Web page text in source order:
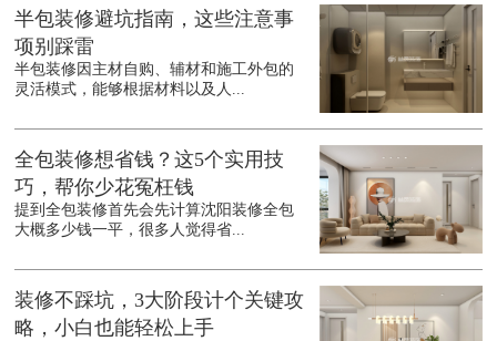
半包装修避坑指南，这些注意事
项别踩雷
半包装修因主材自购、辅材和施工外包的
灵活模式，能够根据材料以及人...
全包装修想省钱？这5个实用技
巧，帮你少花冤枉钱
提到全包装修首先会先计算沈阳装修全包
大概多少钱一平，很多人觉得省...
装修不踩坑，3大阶段计个关键攻
略，小白也能轻松上手